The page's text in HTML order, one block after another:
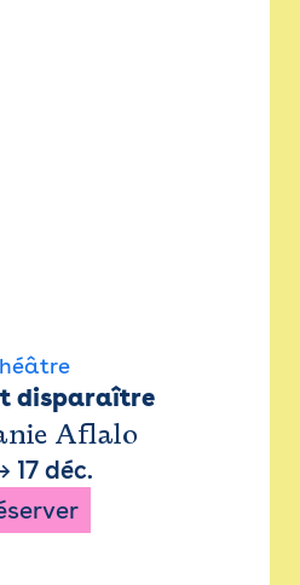
disparaître
Aflalo
17 déc.